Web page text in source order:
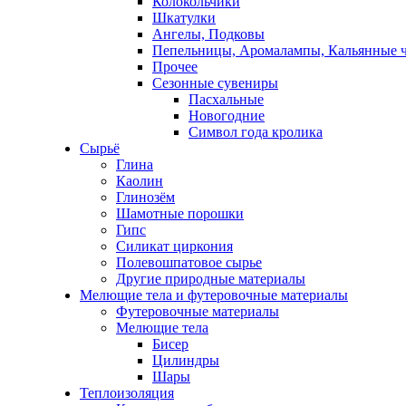
Шкатулки
Ангелы, Подковы
Пепельницы, Аромалампы, Кальянные
Прочее
Сезонные сувениры
Пасхальные
Новогодние
Символ года кролика
Сырьё
Глина
Каолин
Глинозём
Шамотные порошки
Гипс
Силикат циркония
Полевошпатовое сырье
Другие природные материалы
Мелющие тела и футеровочные материалы
Футеровочные материалы
Мелющие тела
Бисер
Цилиндры
Шары
Теплоизоляция